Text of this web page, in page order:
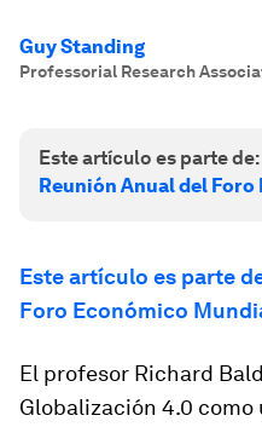
Guy Standing
Professorial Research
Este artículo es parte de:
Reunión Anual del
Este artículo es parte
Foro Económico
El profesor Richard
Globalización 4.0 como